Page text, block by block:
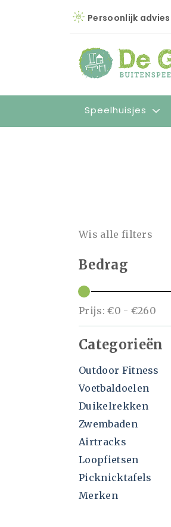
Persoonlijk advies
Speelhuisjes
Wis alle filters
Bedrag
Prijs:€0 - €260
Categorieën
Outdoor Fitness
Voetbaldoelen
Duikelrekken
Zwembaden
Airtracks
Loopfietsen
Picknicktafels
Merken